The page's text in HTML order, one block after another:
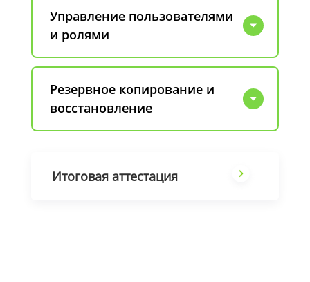
Управление пользователями
и ролями
Резервное копирование и
восстановление
Итоговая аттестация